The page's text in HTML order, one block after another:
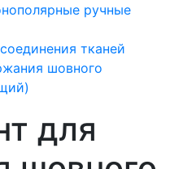
ручные
тканей
шовного
для